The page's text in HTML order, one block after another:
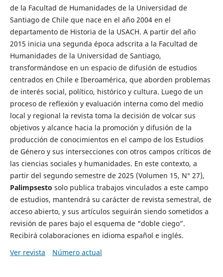
de la Facultad de Humanidades de la Universidad de
Santiago de Chile que nace en el año 2004 en el
departamento de Historia de la USACH. A partir del año
2015 inicia una segunda época adscrita a la Facultad de
Humanidades de la Universidad de Santiago,
transformándose en un espacio de difusión de estudios
centrados en Chile e Iberoamérica, que aborden problemas
de interés social, político, histórico y cultura. Luego de un
proceso de reflexión y evaluación interna como del medio
local y regional la revista toma la decisión de volcar sus
objetivos y alcance hacia la promoción y difusión de la
producción de conocimientos en el campo de los Estudios
de Género y sus intersecciones con otros campos críticos de
las ciencias sociales y humanidades. En este contexto, a
partir del segundo semestre de 2025 (Volumen 15, N° 27),
Palimpsesto solo publica trabajos vinculados a este campo
de estudios, mantendrá su carácter de revista semestral, de
acceso abierto, y sus artículos seguirán siendo sometidos a
revisión de pares bajo el esquema de “doble ciego”.
Recibirá colaboraciones en idioma español e inglés.
Ver revista
Número actual